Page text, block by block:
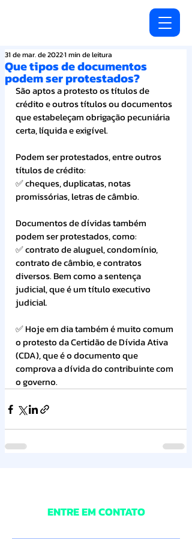
Que tipos de documentos
podem ser protestados?
31 de mar. de 20221 min de leitura
São aptos a protesto os títulos de
crédito e outros títulos ou documentos
que estabeleçam obrigação pecuniária
certa, líquida e exigível.
Podem ser protestados, entre outros
títulos de crédito:
✅ cheques, duplicatas, notas
promissórias, letras de câmbio.
Documentos de dívidas também
podem ser protestados, como:
✅ contrato de aluguel, condomínio,
contrato de câmbio, e contratos
diversos. Bem como a sentença
judicial, que é um título executivo
judicial.
✅ Hoje em dia também é muito comum
o protesto da Certidão de Dívida Ativa
(CDA), que é o documento que
comprova a dívida do contribuinte com
o governo.
ENTRE EM CONTATO